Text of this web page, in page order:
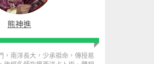
熊神進
，南洋長大，少承祖命，傳授易